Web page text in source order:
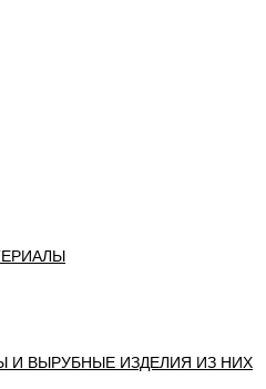
И ВЫРУБНЫЕ ИЗДЕЛИЯ ИЗ НИХ